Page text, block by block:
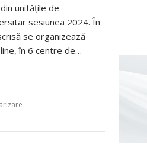
unitățile de
sesiunea 2024. În
se organizează
în 6 centre de…